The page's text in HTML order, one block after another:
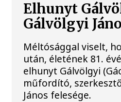
Elhunyt
Gálvölgyi
Méltósággal viselt,
után, életének 81.
elhunyt Gálvölgyi
műfordító,
János felesége.